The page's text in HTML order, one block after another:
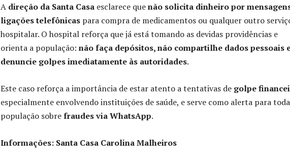
A direção da Santa Casa esclarece quenão solicita dinheiro por
ligações telefônicas para compra de medicamentos ou qualquer outro
hospitalar. O hospital reforça que já está tomando as devidas providências e
orienta a população: não faça depósitos, não compartilhe dados pessoais
denuncie golpes imediatamente às autoridades.
Este caso reforça a importância de estar atento a tentativas de golpe
especialmente envolvendo instituições de saúde, e serve como alerta para
população sobrefraudes via WhatsApp.
Informações: Santa Casa Carolina Malheiros